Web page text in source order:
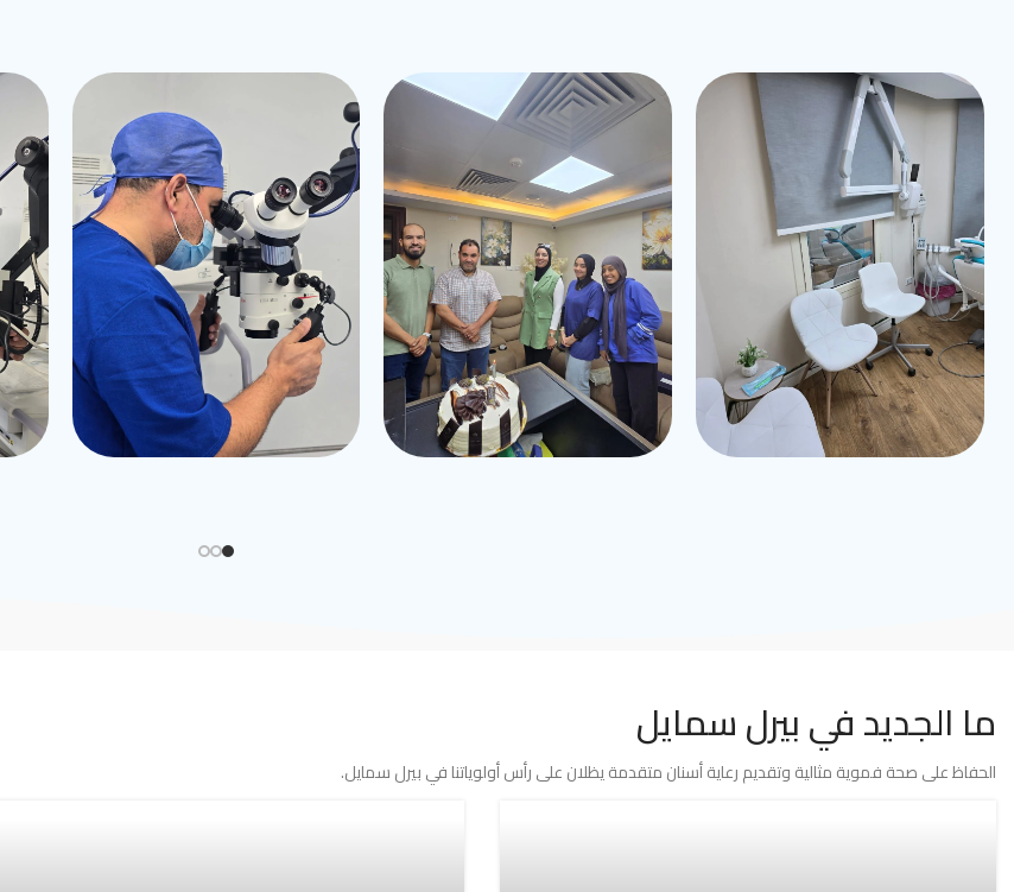
ما الجديد في بيرل سمايل
الحفاظ على صحة فموية مثالية وتقديم رعاية أسنان متقدمة يظلان على رأس أولوياتنا في بيرل سمايل.